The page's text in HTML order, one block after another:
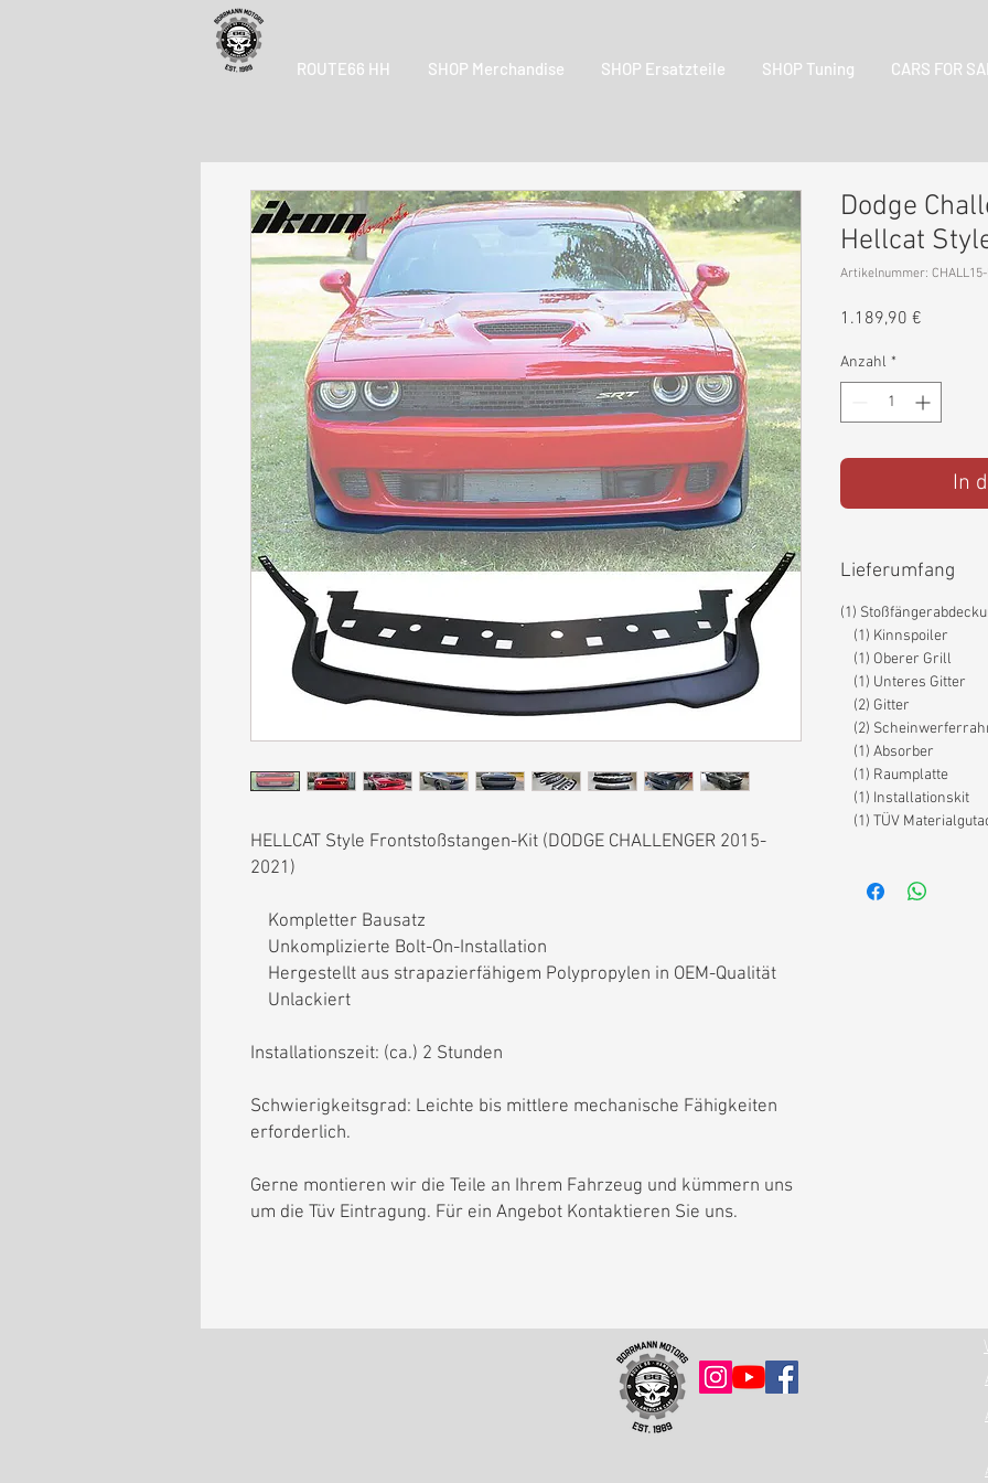
ROUTE66 HH SHOP Merchandise SHOP Ersatzteile SHOP Tuning CARS FOR
HELLCAT Style Frontstoßstangen-Kit (DODGE CHALLENGER 2015-
2021)
Kompletter Bausatz
Unkomplizierte Bolt-On-Installation
Hergestellt aus strapazierfähigem Polypropylen in OEM-Qualität
Unlackiert
Installationszeit: (ca.) 2 Stunden
Schwierigkeitsgrad: Leichte bis mittlere mechanische Fähigkeiten
erforderlich.
Gerne montieren wir die Teile an Ihrem Fahrzeug und kümmern uns
um die Tüv Eintragung. Für ein Angebot Kontaktieren Sie uns.
Dodge
Hellcat
Artikelnummer: CHALL15-
1.189,90 €
Anzahl *
In
Lieferumfang
(1)
(1) Kinnspoiler
(1) Oberer Grill
(1) Unteres Gitter
(2) Gitter
(2)
(1) Absorber
(1) Raumplatte
(1) Installationskit
(1) TÜV